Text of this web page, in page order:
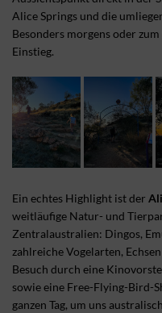
Alice Springs und die
Besonders morgens oder
Einstieg.
Ein echtes Highlight ist der
weitläufige Natur- und
Zentralaustralien: Dingos,
zahlreiche Vogelarten,
Besuch durch eine
sowie eine Free-Flying-Bird-
ganzen Tag, um uns